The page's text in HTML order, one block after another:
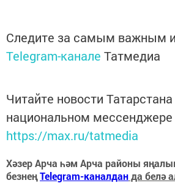
Следите за самым важным
Telegram-канале Татмедиа
Читайте новости
национальном
https://max.ru/tatmedia
Хәзер Арча һәм Арча районы
безнеңTelegram-каналданда белә